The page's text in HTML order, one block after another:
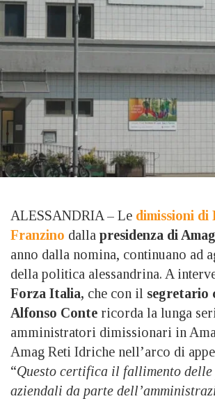
ALESSANDRIA – Le dimissioni di
Franzino dalla presidenza di Amag
anno dalla nomina, continuano ad
della politica alessandrina. A
Forza Italia, che con il segretario
Alfonso Conte ricorda la lunga
amministratori dimissionari in
Amag Reti Idriche nell’arco di
“Questo certifica il fallimento
aziendali da parte